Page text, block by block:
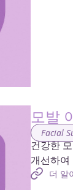
모발
Facial
건강한
개선하
더 알